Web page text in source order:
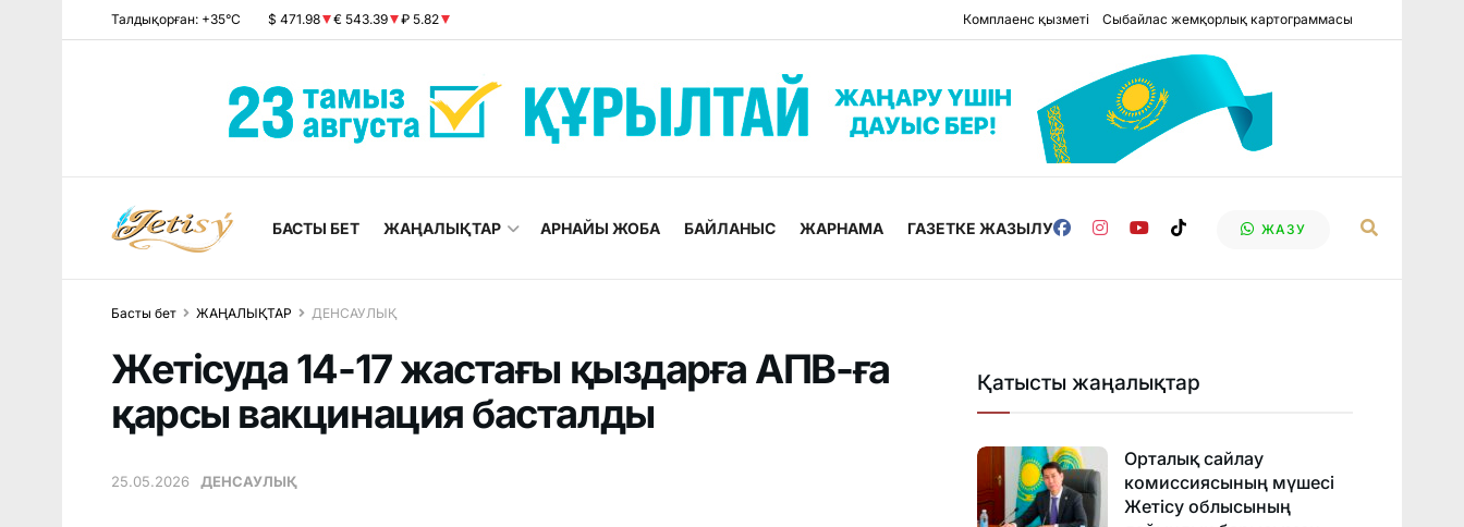
Талдықорған: +35°C $ 471.98 € 543.39 ₽ 5.82 Комплаенс қызметі Сыбайлас жемқорлық картограммасы
БАСТЫ БЕТ ЖАҢАЛЫҚТАР АРНАЙЫ ЖОБА БАЙЛАНЫС ЖАРНАМА ГАЗЕТКЕ ЖАЗЫЛУ ЖАЗУ
Басты бет ЖАҢАЛЫҚТАР ДЕНСАУЛЫҚ
Жетісуда 14-17 жастағы қыздарға АПВ-ға
қарсы вакцинация басталды
25.05.2026 ДЕНСАУЛЫҚ
Қатысты жаңалықтар
Орталық сайлау
комиссиясының мүшесі
Жетісу облысының